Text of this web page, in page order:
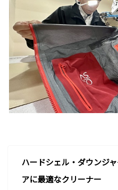
ハードシェル・ダウンジ
アに最適なクリーナー